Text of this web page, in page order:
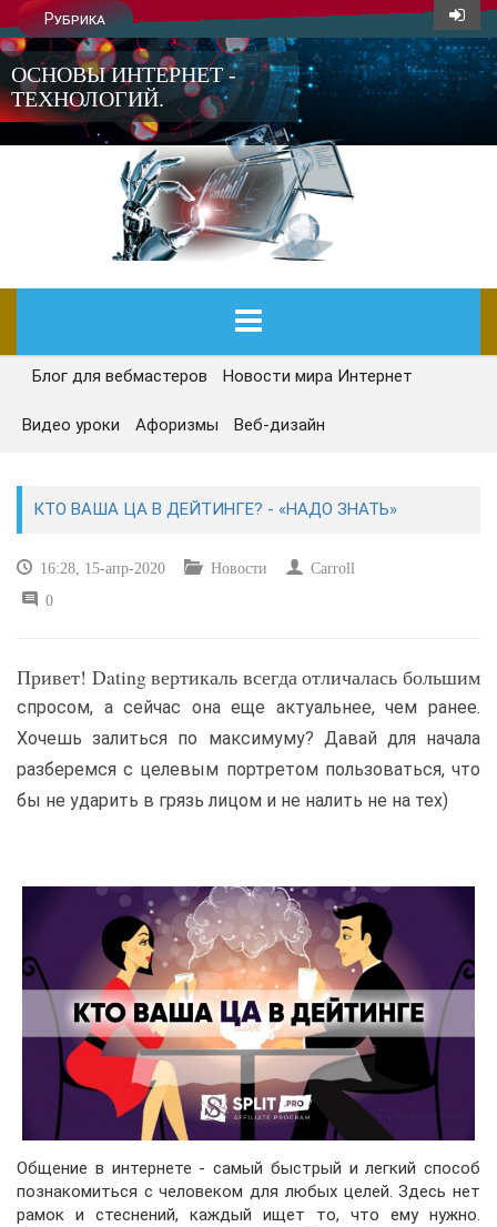
Рубрика
ОСНОВЫ ИНТЕРНЕТ -
ТЕХНОЛОГИЙ.
ГЛАВНАЯ
СЕГОДНЯ
РЕМОНТ И СОВЕТЫ
УЧЕБНИК CSS
Блог для вебмастеров Новости мира Интернет
Видео уроки Афоризмы Веб-дизайн
КТО ВАША ЦА В ДЕЙТИНГЕ? - «НАДО ЗНАТЬ»
16:28, 15-апр-2020 Новости
Carroll
0
Привет! Dating вертикаль всегда отличалась большим
спросом, а сейчас она еще актуальнее, чем ранее.
Хочешь залиться по максимуму? Давай для начала
разберемся с целевым портретом пользоваться, что
бы не ударить в грязь лицом и не налить не на тех)
Общение в интернете - самый быстрый и легкий способ
познакомиться с человеком для любых целей. Здесь нет
рамок и стеснений, каждый ищет то, что ему нужно.